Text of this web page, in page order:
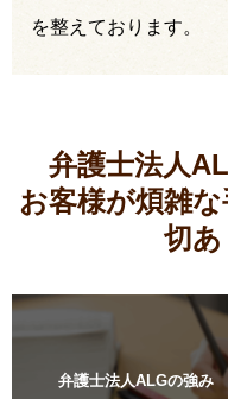
を整えております。
弁護士法人
お客様が煩雑
切あ
弁護士法人ALGの強み